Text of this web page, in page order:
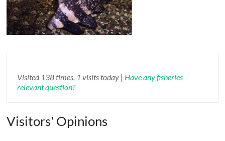
Visited 138 times, 1 visits today | Have any fisheries
relevant question?
Visitors' Opinions